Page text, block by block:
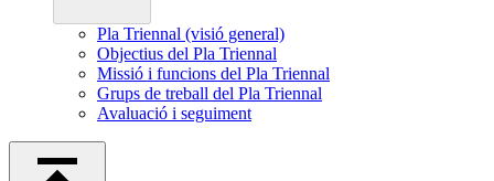
Pla Triennal (visió general)
Objectius del Pla Triennal
Missió i funcions del Pla Triennal
Grups de treball del Pla Triennal
Avaluació i seguiment